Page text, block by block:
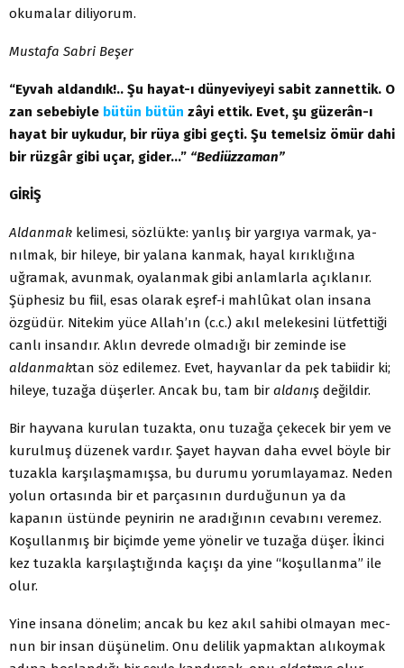
okumalar diliyorum.
Mustafa Sabri Beşer
“Eyvah aldandık!.. Şu hayat-ı dünyeviyeyi sabit zannettik. O
zan sebebiyle bütün bütün zâyi ettik. Evet, şu güzerân-ı
hayat bir uykudur, bir rüya gibi geçti. Şu temelsiz ömür dahi
bir rüzgâr gibi uçar, gider…” “Bediüzzaman”
GİRİŞ
Aldanmak kelimesi, sözlükte: yanlış bir yargıya varmak, ya­
nılmak, bir hileye, bir yalana kanmak, hayal kırıklığına
uğramak, avunmak, oyalanmak gibi anlamlarla açıklanır.
Şüphesiz bu fiil, esas olarak eşref-i mahlûkat olan insana
özgüdür. Nitekim yüce Allah’ın (c.c.) akıl melekesini lütfettiği
canlı insandır. Aklın dev­rede olmadığı bir zeminde ise
aldanmaktan söz edilemez. Evet, hayvanlar da pek tabiidir ki;
hileye, tuzağa düşerler. Ancak bu, tam bir aldanış değildir.
Bir hayvana kurulan tuzakta, onu tuzağa çekecek bir yem ve
kurulmuş düzenek vardır. Şayet hayvan daha evvel böyle bir
tu­zakla karşılaşmamışsa, bu durumu yorumlayamaz. Neden
yolun ortasında bir et parçasının durduğunun ya da
kapanın üstünde peynirin ne aradığının cevabını veremez.
Koşullanmış bir biçimde yeme yönelir ve tuzağa düşer. İkinci
kez tuzakla karşılaştığında kaçışı da yine “koşullanma” ile
olur.
Yine insana dönelim; ancak bu kez akıl sahibi olmayan mec­
nun bir insan düşünelim. Onu delilik yapmaktan alıkoymak